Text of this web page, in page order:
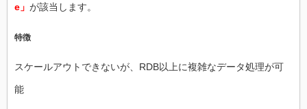
e」 が該当します。
特徴
スケールアウトできないが、RDB以上に複雑なデータ処理が可
能